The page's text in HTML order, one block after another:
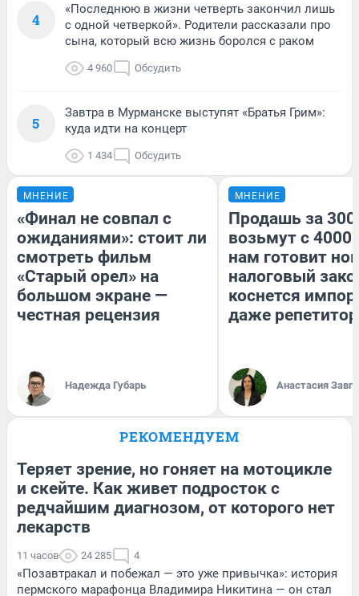
4
«Последнюю в жизни четверть закончил лишь
с одной четверкой». Родители рассказали про
сына, который всю жизнь боролся с раком
4 960 Обсудить
5
Завтра в Мурманске выступят «Братья Грим»:
куда идти на концерт
1 434 Обсудить
МНЕНИЕ
«Финал не совпал с
ожиданиями»: стоит ли
смотреть фильм
«Старый орел» на
большом экране —
честная рецензия
Надежда Губарь
МНЕНИЕ
Продашь за
возьмут с
нам готовит
налоговый
коснется
даже
Анастасия
РЕКОМЕНДУЕМ
Теряет зрение, но гоняет на мотоцикле
и скейте. Как живет подросток с
редчайшим диагнозом, от которого нет
лекарств
11 часов 24 285 4
«Позавтракал и побежал — это уже привычка»: история
пермского марафонца Владимира Никитина — он стал